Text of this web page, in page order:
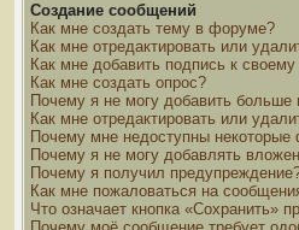
Создание сообщений
Как мне создать тему в форуме?
Как мне отредактировать или
Как мне добавить подпись к
Как мне создать опрос?
Почему я не могу добавить больше
Как мне отредактировать или
Почему мне недоступны
Почему я не могу добавлять
Почему я получил
Как мне пожаловаться на
Что означает кнопка «Сохранить»